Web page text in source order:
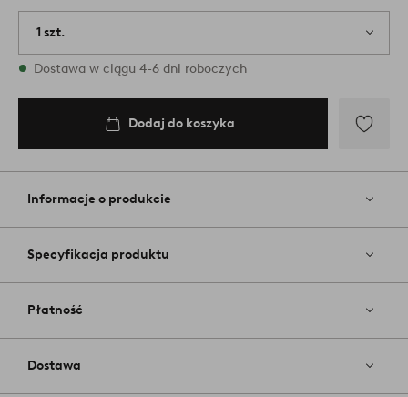
1 szt.
W magazynie
Dostawa w ciągu 4-6 dni roboczych
Dodaj do koszyka
do
Informacje o produkcie
Specyfikacja produktu
Płatność
Dostawa